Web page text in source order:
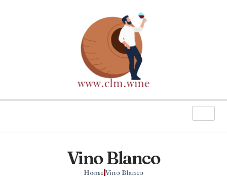
Vino Blanco
HomeVino Blanco